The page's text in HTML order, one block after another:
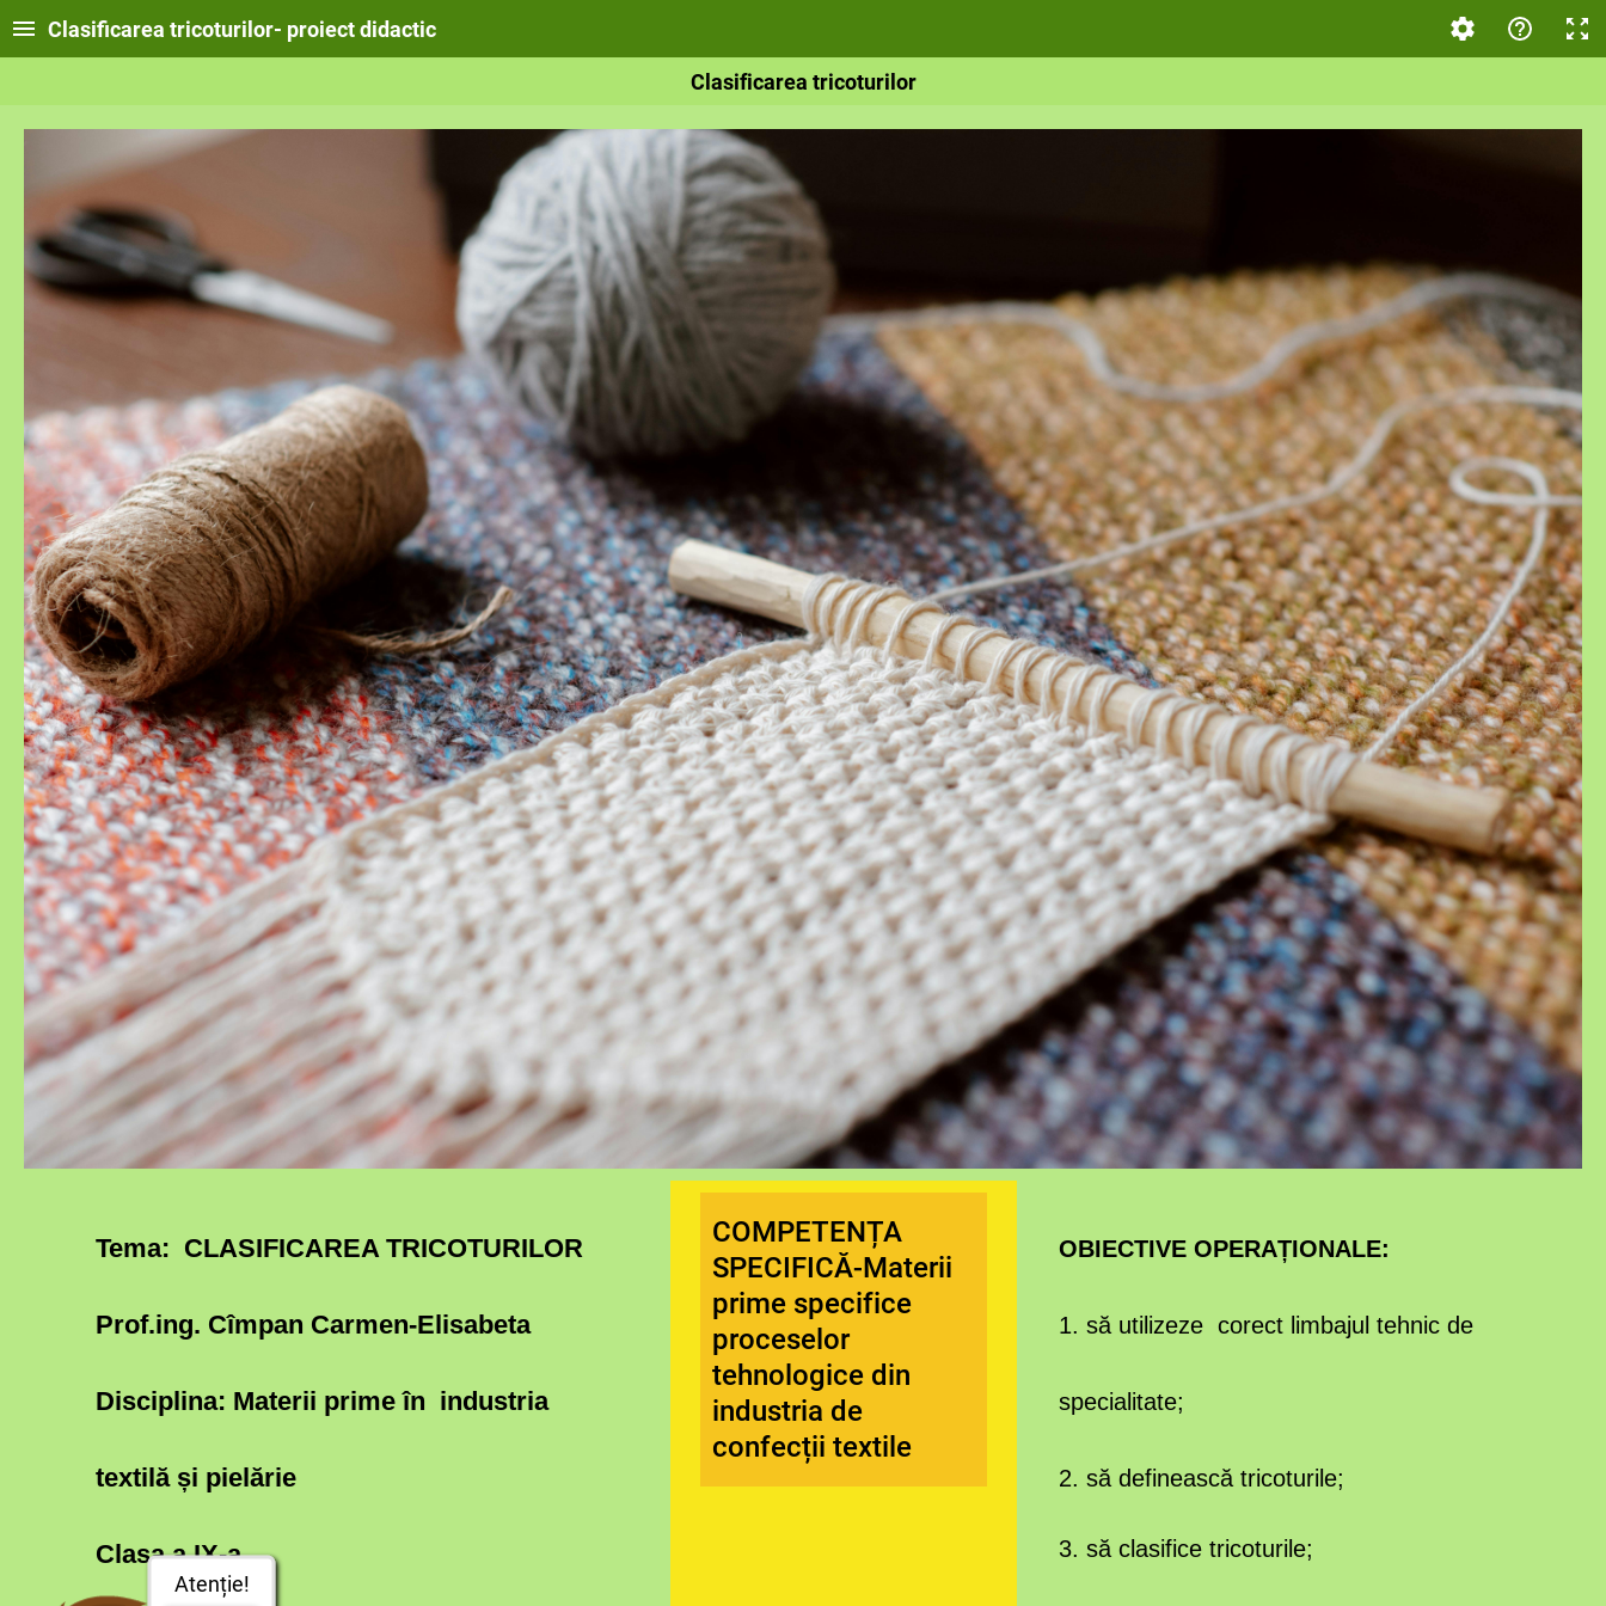
Atenție!
Clasificarea tricoturilor- proiect didactic
Clasificarea tricoturilor
Tema: CLASIFICAREA TRICOTURILOR
Prof.ing. Cîmpan Carmen-Elisabeta
Disciplina: Materii prime în industria
textilă și pielărie
Clasa a IX-a
COMPETENȚA
SPECIFICĂ-Materii
prime specifice
proceselor
tehnologice din
industria de
confecții textile
OBIECTIVE OPERAȚIONALE:
1. să utilizeze corect limbajul tehnic de
specialitate;
2. să definească tricoturile;
3. să clasifice tricoturile;